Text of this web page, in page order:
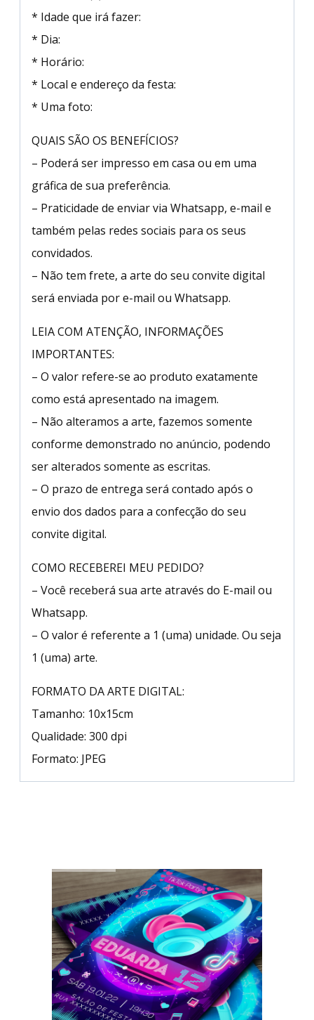
* Idade que irá fazer:
* Dia:
* Horário:
* Local e endereço da festa:
* Uma foto:
QUAIS SÃO OS BENEFÍCIOS?
– Poderá ser impresso em casa ou em uma
gráfica de sua preferência.
– Praticidade de enviar via Whatsapp, e-mail e
também pelas redes sociais para os seus
convidados.
– Não tem frete, a arte do seu convite digital
será enviada por e-mail ou Whatsapp.
LEIA COM ATENÇÃO, INFORMAÇÕES
IMPORTANTES:
– O valor refere-se ao produto exatamente
como está apresentado na imagem.
– Não alteramos a arte, fazemos somente
conforme demonstrado no anúncio, podendo
ser alterados somente as escritas.
– O prazo de entrega será contado após o
envio dos dados para a confecção do seu
convite digital.
COMO RECEBEREI MEU PEDIDO?
– Você receberá sua arte através do E-mail ou
Whatsapp.
– O valor é referente a 1 (uma) unidade. Ou seja
1 (uma) arte.
FORMATO DA ARTE DIGITAL:
Tamanho: 10x15cm
Qualidade: 300 dpi
Formato: JPEG